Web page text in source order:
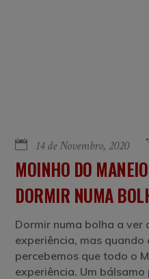
14 de Novembro, 2020
MOINHO DO
DORMIR NUMA
Dormir numa bolha a ver
experiência, mas
percebemos que todo o
experiência. Um